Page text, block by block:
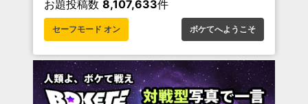
お題投稿数 8,107,633件
セーフモード オン ボケてへようこそ